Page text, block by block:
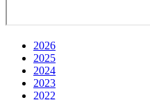
2026
2025
2024
2023
2022